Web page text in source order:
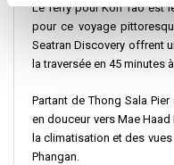
Le ferry pour Koh Tao est
pour ce voyage
Seatran Discovery offrent
la traversée en 45 minutes
Partant de Thong Sala
en douceur vers Mae
la climatisation et des
Phangan.